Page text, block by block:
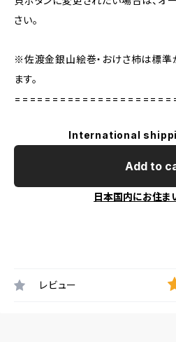
さい。
※佐渡金銀山絵巻・おけさ柿は標準
ます。
International
Add to
日本国内にお住ま
レビュー